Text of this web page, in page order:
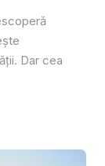
Dar cea